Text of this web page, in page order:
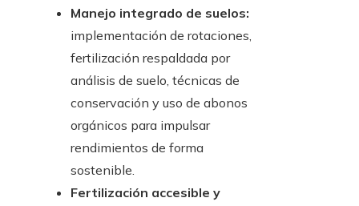
Manejo integrado de suelos:
implementación de rotaciones,
fertilización respaldada por
análisis de suelo, técnicas de
conservación y uso de abonos
orgánicos para impulsar
rendimientos de forma
sostenible.
Fertilización accesible y